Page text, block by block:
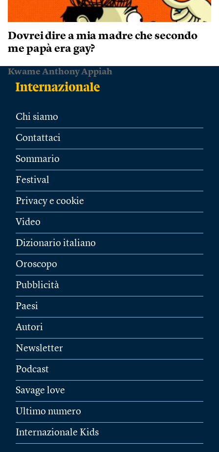
Dovrei dire a mia madre che secondo
me papà era gay?
Kwame Anthony Appiah
Chi siamo
Contattaci
Sommario
Festival
Privacy e cookie
Video
Dizionario italiano
Oroscopo
Pubblicità
Paesi
Autori
Newsletter
Podcast
Savage love
Ultimo numero
Internazionale Kids